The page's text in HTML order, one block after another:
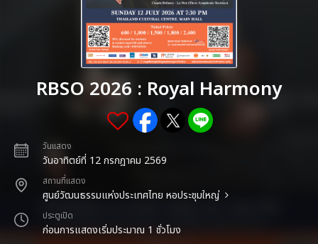
RBSO 2026 : Royal Harmony
วันแสดง
วันอาทิตย์ที่ 12 กรกฎาคม 2569
สถานที่แสดง
ศูนย์วัฒนธรรมแห่งประเทศไทย หอประชุมใหญ่
ประตูเปิด
ก่อนการแสดงเริ่มประมาณ 1 ชั่วโมง